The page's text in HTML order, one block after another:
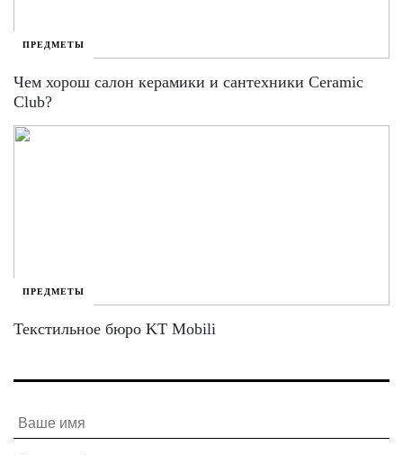
ПРЕДМЕТЫ
Чем хорош салон керамики и сантехники Ceramic
Club?
ПРЕДМЕТЫ
Текстильное бюро KT Mobili